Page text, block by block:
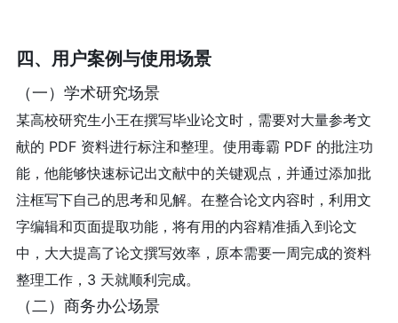
四、用户案例与使用场景
（一）学术研究场景
某高校研究生小王在撰写毕业论文时，需要对大量参考文
献的 PDF 资料进行标注和整理。使用毒霸 PDF 的批注功
能，他能够快速标记出文献中的关键观点，并通过添加批
注框写下自己的思考和见解。在整合论文内容时，利用文
字编辑和页面提取功能，将有用的内容精准插入到论文
中，大大提高了论文撰写效率，原本需要一周完成的资料
整理工作，3 天就顺利完成。
（二）商务办公场景